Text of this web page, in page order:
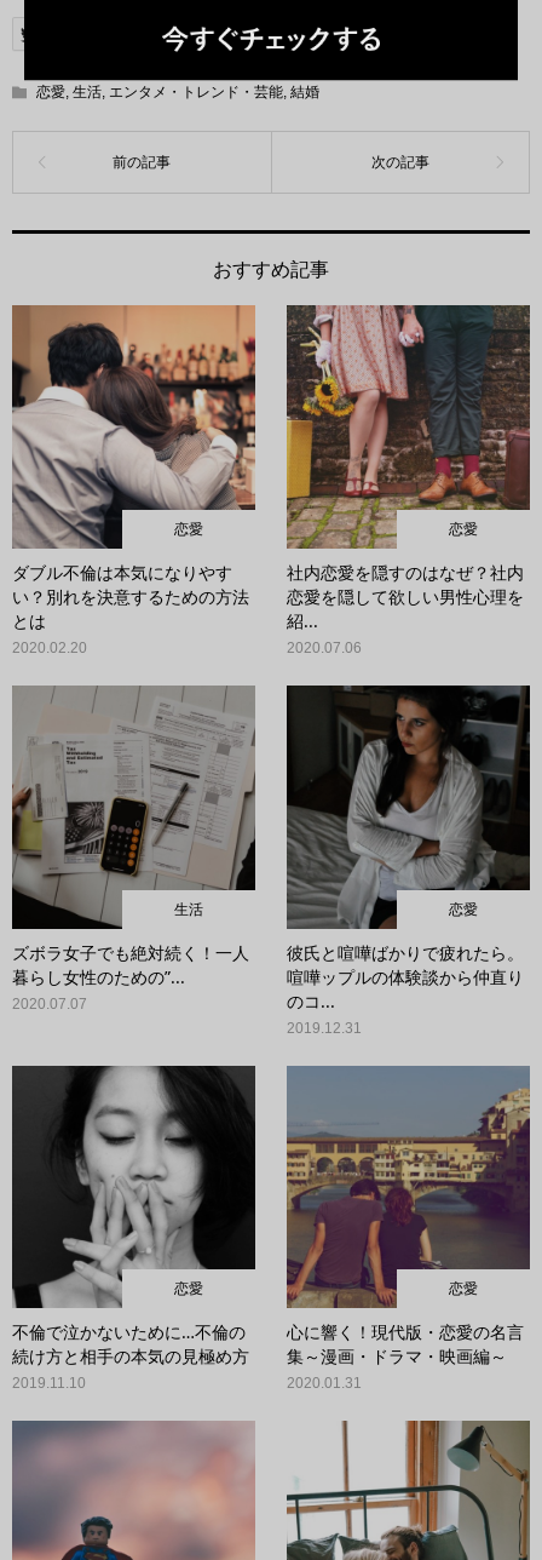
恋愛, 生活, エンタメ・トレンド・芸能, 結婚
おすすめ記事
恋愛
ダブル不倫は本気になりやす
い？別れを決意するための方法
とは
2020.02.20
恋愛
社内恋愛を隠すのはなぜ？社内
恋愛を隠して欲しい男性心理を
紹...
2020.07.06
生活
ズボラ女子でも絶対続く！一人
暮らし女性のための”...
2020.07.07
恋愛
彼氏と喧嘩ばかりで疲れたら。
喧嘩ップルの体験談から仲直り
のコ...
2019.12.31
恋愛
不倫で泣かないために…不倫の
続け方と相手の本気の見極め方
2019.11.10
恋愛
心に響く！現代版・恋愛の名言
集～漫画・ドラマ・映画編～
2020.01.31